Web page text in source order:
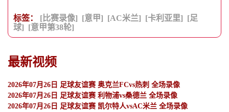
标签： [比赛录像] [意甲] [AC米兰] [卡利亚里] [足
球] [意甲第38轮]
最新视频
2026年07月26日 足球友谊赛 奥克兰FCvs热刺 全场录像
2026年07月26日 足球友谊赛 利物浦vs桑德兰 全场录像
2026年07月26日 足球友谊赛 凯尔特人vsAC米兰 全场录像